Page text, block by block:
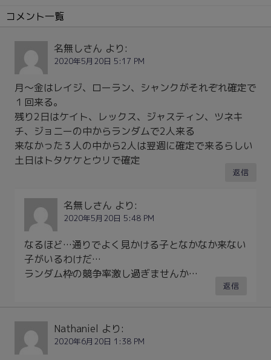
コメント一覧
名無しさん より:
2020年5月20日 5:17 PM
月～金はレイジ、ローラン、シャンクがそれぞれ確定で
１回来る。
残り2日はケイト、レックス、ジャスティン、ツネキ
チ、ジョニーの中からランダムで2人来る
来なかった３人の中から2人は翌週に確定で来るらしい
土日はトタケケとウリで確定
返信
名無しさん より:
2020年5月20日 5:48 PM
なるほど…通りでよく見かける子となかなか来ない
子がいるわけだ…
ランダム枠の競争率激し過ぎませんか…
返信
Nathaniel より:
2020年6月20日 1:38 PM